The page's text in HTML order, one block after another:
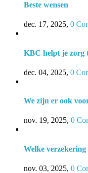
Beste wensen
dec. 17, 2025, 0
KBC helpt je zorg
dec. 04, 2025, 0
We zijn er ook
nov. 19, 2025, 0
Welke
nov. 03, 2025, 0